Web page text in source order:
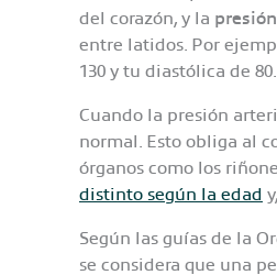
del corazón, y la
entre latidos. Por
130 y tu diastólica de 80.
Cuando la presión
normal. Esto obliga al
órganos como los
distinto según la edad
Según las guías de la
se considera que una